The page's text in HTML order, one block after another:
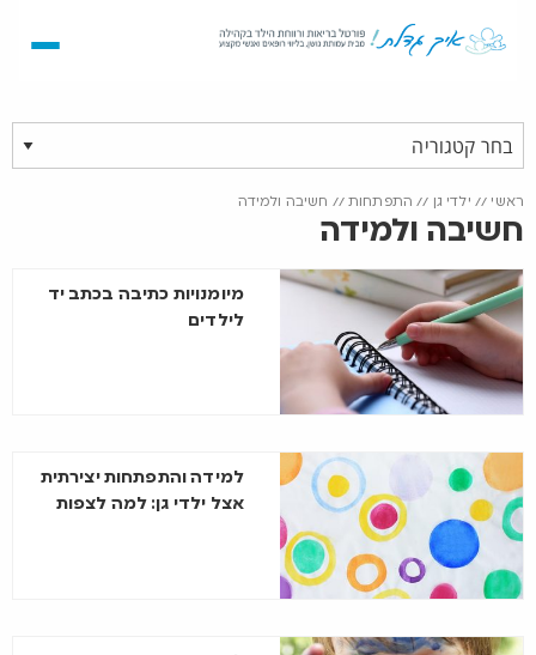
ראשי // ילדי גן // התפתחות// חשיבה ולמידה
חשיבה ולמידה
מיומנויות כתיבה בכתב יד
לילדים
למידה והתפתחות יצירתית
אצל ילדי גן: למה לצפות